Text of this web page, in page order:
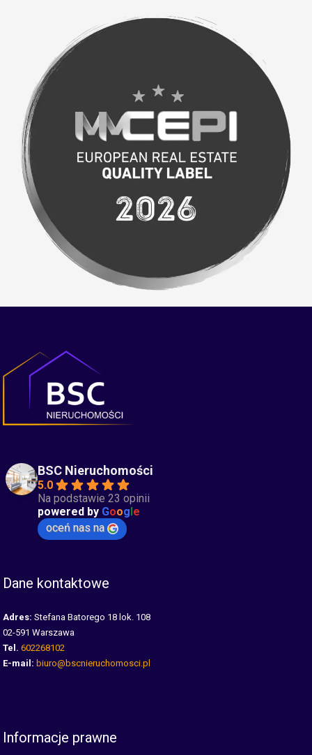
BSC Nieruchomości
5.0
Na podstawie 23 opinii
powered by Goog e
oceń nas na
Dane kontaktowe
Adres: Stefana Batorego 18 lok. 108
02-591 Warszawa
Tel. 602268102
E-mail: biuro@bscnieruchomosci.pl
Informacje prawne